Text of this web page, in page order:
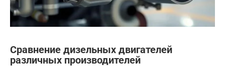
Сравнение дизельных двигателей
различных производителей